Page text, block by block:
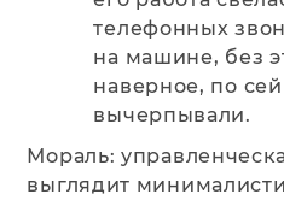
телефонных
на машине, без
наверное, по
вычерпывали.
Мораль:
выглядит